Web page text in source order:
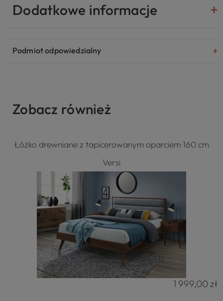
Dodatkowe informacje
Podmiot odpowiedzialny
Zobacz również
Łóżko drewniane z tapicerowanym oparciem 160 cm
Versi
1 999,00 zł